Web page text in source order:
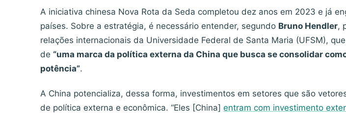
A iniciativa chinesa Nova Rota da Seda completou dez anos em 2023 e já
países. Sobre a estratégia, é necessário entender, segundo Bruno Hendler,
relações internacionais da Universidade Federal de Santa Maria (UFSM),
de “uma marca da política externa da China que busca se consolidar
potência”.
A China potencializa, dessa forma, investimentos em setores que são
de política externa e econômica. “Eles [China] entram com investimento